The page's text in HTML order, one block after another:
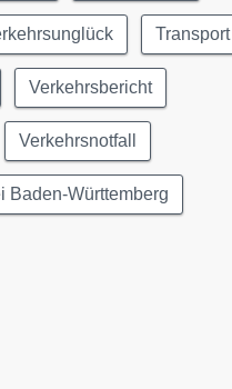
Transport
Verkehrsbericht
Verkehrsnotfall
Baden-Württemberg